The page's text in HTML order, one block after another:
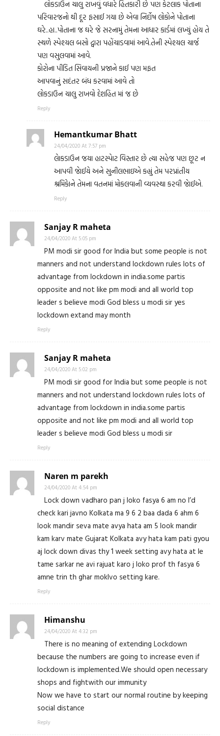
લોકડાઉન ચાલુ રાખવું વધારે હિતકારી છે પણ કેટલાક પોતાના
પરિવારજનો થી દૂર ફસાઈ ગયા છે એવા નિર્દોષ લોકોને પોતાના
ઘરે..હા..પોતાના જ ઘરે જે સરનામું તેમના આધાર કાર્ડમાં લખ્યું હોય તે
સ્થળે સ્પેશ્યલ બસો દ્વારા પહોંચાડવામાં આવે.તેની સ્પેશ્યલ ચાર્જ
પણ વસુલવામાં આવે.
કોરોના પીડિત સિવાયની પ્રજાને કાઈ પણ મફત
આપવાનું સદંતર બંધ કરવામાં આવે તો
લોકડાઉન ચાલુ રાખવો દેશહિત માં જ છે
Reply
Hemantkumar Bhatt
24/04/2020 At 7:57 pm
લાેકડાઉન જયા હાટસ્પાેટ વિસ્તાર છે ત્યા સહેજ પણ છૂટ ન
આપવી જાેઈયે અને સુનીલભાઇએ કહ્યું તેમ પરપ્રાંતીય
શ્રમિકાેને તેમના વતનમાં મોકલવાની વ્યવસ્થા કરવી જાેઈએ.
Reply
Sanjay R maheta
24/04/2020 At 5:05 pm
PM modi sir good for India but some people is not
manners and not understand lockdown rules lots of
advantage from lockdown in india.some partis
opposite and not like pm modi and all world top
leader s believe modi God bless u modi sir yes
lockdown extand may month
Reply
Sanjay R maheta
24/04/2020 At 5:02 pm
PM modi sir good for India but some people is not
manners and not understand lockdown rules lots of
advantage from lockdown in india.some partis
opposite and not like pm modi and all world top
leader s believe modi God bless u modi sir
Reply
Naren m parekh
24/04/2020 At 4:54 pm
Lock down vadharo pan j loko fasya 6 am no I’d
check kari javno Kolkata ma 9 6 2 baa dada 6 ahm 6
look mandir seva mate avya hata am 5 look mandir
kam karv mate Gujarat Kolkata avy hata kam pati gyou
aj lock down divas thy 1 week setting avy hata at le
tame sarkar ne avi rajuat karo j loko prof th fasya 6
amne trin th ghar moklvo setting kare.
Reply
Himanshu
24/04/2020 At 4:32 pm
There is no meaning of extending Lockdown
because the numbers are going to increase even if
lockdown is implemented.We should open necessary
shops and fightwith our immunity
Now we have to start our normal routine by keeping
social distance
Reply